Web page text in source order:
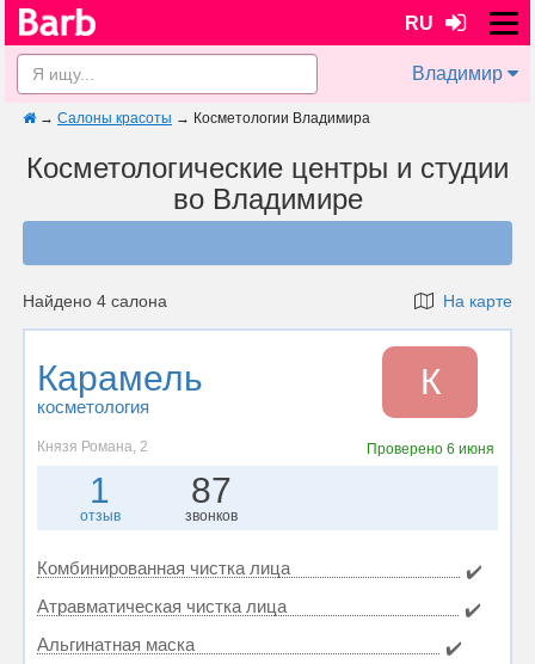
RU
Владимир
→ Салоны красоты → Косметологии Владимира
Косметологические центры и студии
во Владимире
Найдено 4 салона На карте
Карамель
косметология
К
Князя Романа, 2 Проверено 6 июня
1
отзыв
87
звонков
Комбинированная чистка лица
✔️
Атравматическая чистка лица
✔️
Альгинатная маска
✔️